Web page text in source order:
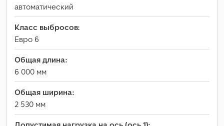
автоматический
Класс выбросов:
Евро 6
Общая длина:
6 000 мм
Общая ширина:
2 530 мм